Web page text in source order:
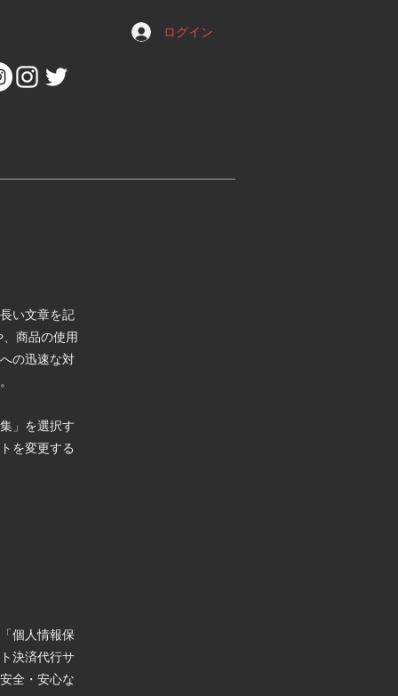
ログイン
い文章を記
商品の使用
の迅速な対
」を選択す
を変更する
個人情報保
決済代行サ
全・安心な